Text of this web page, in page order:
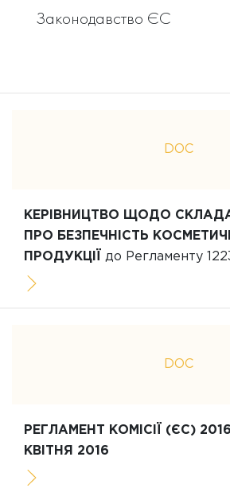
Законодавство ЄС
DOC
КЕРІВНИЦТВО ЩОДО
ПРО БЕЗПЕЧНІСТЬ
ПРОДУКЦІЇ
до Регламенту
DOC
РЕГЛАМЕНТ КОМІСІЇ (ЄС)
КВІТНЯ 2016